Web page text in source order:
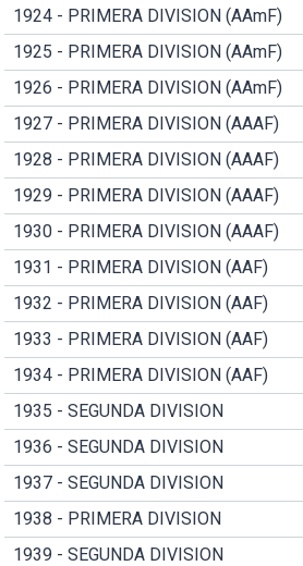
1924 - PRIMERA DIVISION (AAmF)
1925 - PRIMERA DIVISION (AAmF)
1926 - PRIMERA DIVISION (AAmF)
1927 - PRIMERA DIVISION (AAAF)
1928 - PRIMERA DIVISION (AAAF)
1929 - PRIMERA DIVISION (AAAF)
1930 - PRIMERA DIVISION (AAAF)
1931 - PRIMERA DIVISION (AAF)
1932 - PRIMERA DIVISION (AAF)
1933 - PRIMERA DIVISION (AAF)
1934 - PRIMERA DIVISION (AAF)
1935 - SEGUNDA DIVISION
1936 - SEGUNDA DIVISION
1937 - SEGUNDA DIVISION
1938 - PRIMERA DIVISION
1939 - SEGUNDA DIVISION